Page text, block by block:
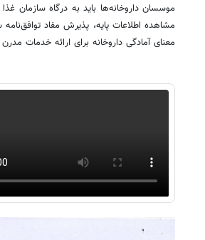
موسسان داروخانه‌ها باید به درگاه سازمان
مشاهده اطلاعات پایه، پذیرش مفاد
معنای آمادگی داروخانه برای ارائه خدمات